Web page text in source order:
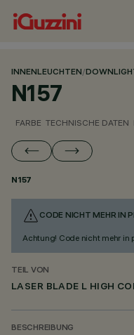
INNENLEUCHTEN/
N157
FARBE TECHNISCHE DATEN
N157
CODE NICHT MEHR IN
Achtung! Code nicht mehr in
TEIL VON
LASER BLADE L HIGH
BESCHREIBUNG